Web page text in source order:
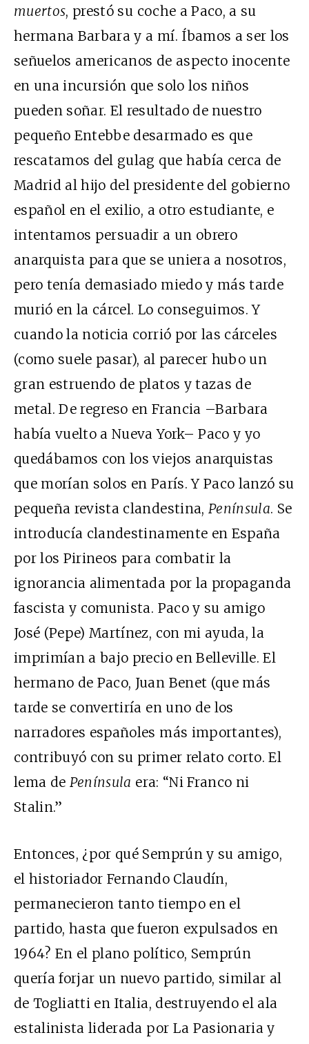
muertos, prestó su coche a Paco, a su
hermana Barbara y a mí. Íbamos a ser los
señuelos americanos de aspecto inocente
en una incursión que solo los niños
pueden soñar. El resultado de nuestro
pequeño Entebbe desarmado es que
rescatamos del gulag que había cerca de
Madrid al hijo del presidente del gobierno
español en el exilio, a otro estudiante, e
intentamos persuadir a un obrero
anarquista para que se uniera a nosotros,
pero tenía demasiado miedo y más tarde
murió en la cárcel. Lo conseguimos. Y
cuando la noticia corrió por las cárceles
(como suele pasar), al parecer hubo un
gran estruendo de platos y tazas de
metal. De regreso en Francia –Barbara
había vuelto a Nueva York– Paco y yo
quedábamos con los viejos anarquistas
que morían solos en París. Y Paco lanzó su
pequeña revista clandestina, Península. Se
introducía clandestinamente en España
por los Pirineos para combatir la
ignorancia alimentada por la propaganda
fascista y comunista. Paco y su amigo
José (Pepe) Martínez, con mi ayuda, la
imprimían a bajo precio en Belleville. El
hermano de Paco, Juan Benet (que más
tarde se convertiría en uno de los
narradores españoles más importantes),
contribuyó con su primer relato corto. El
lema de Península era: “Ni Franco ni
Stalin.”
Entonces, ¿por qué Semprún y su amigo,
el historiador Fernando Claudín,
permanecieron tanto tiempo en el
partido, hasta que fueron expulsados en
1964? En el plano político, Semprún
quería forjar un nuevo partido, similar al
de Togliatti en Italia, destruyendo el ala
estalinista liderada por La Pasionaria y